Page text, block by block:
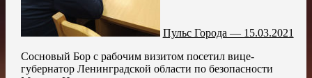
Пульс Города — 15.03.2021
Сосновый Бор с рабочим визитом посетил вице-
губернатор Ленинградской области по безопасности